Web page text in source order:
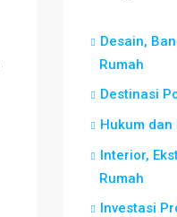
Desain,
Rumah
Destinasi
Hukum
Interior,
Rumah
Investasi